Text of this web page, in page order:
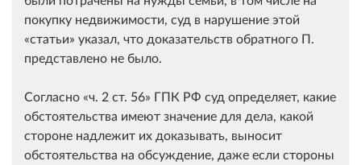
покупку недвижимости, суд в нарушение этой
статьи
указал, что доказательств обратного П.
представлено не было.
Согласно ч. 2 ст. 56
ГПК РФ суд определяет, какие
обстоятельства имеют значение для дела, какой
стороне надлежит их доказывать, выносит
обстоятельства на обсуждение, даже если стороны